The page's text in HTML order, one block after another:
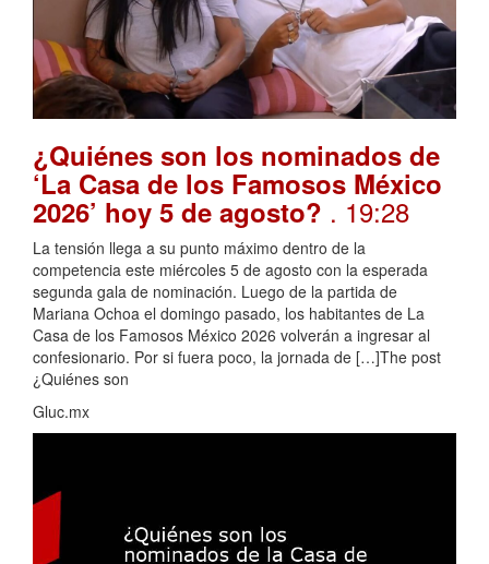
¿Quiénes son los nominados de
‘La Casa de los Famosos México
2026’ hoy 5 de agosto? . 19:28
La tensión llega a su punto máximo dentro de la
competencia este miércoles 5 de agosto con la esperada
segunda gala de nominación. Luego de la partida de
Mariana Ochoa el domingo pasado, los habitantes de La
Casa de los Famosos México 2026 volverán a ingresar al
confesionario. Por si fuera poco, la jornada de […]The post
¿Quiénes son
Gluc.mx